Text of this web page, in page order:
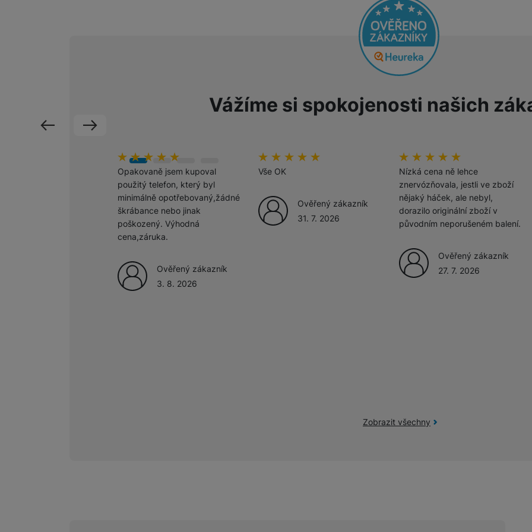
Marketingové cookies používáme my nebo naši partneři, abychom vám mohli zobrazit vhodné
na našich stránkách, tak na stránkách třetích stran.
Vážíme si spokojenosti našich
hodnoceni_zakazniku
100%
Opakovaně jsem kupoval
použitý telefon, který byl
minimálně opotřebovaný,žádné
škrábance nebo jinak
poškozený. Výhodná
cena,záruka.
Ověřený zákazník
3. 8. 2026
hodnoceni_zakazniku
100%
Vše OK
Ověřený zákazník
31. 7. 2026
hodnoceni_zakazniku
100%
Nízká cena ně lehce
znervózňovala, jestli ve zboží
nějaký háček, ale nebyl,
dorazilo originální zboží v
původním neporušeném balení.
Ověřený zákazník
27. 7. 2026
Zobrazit všechny